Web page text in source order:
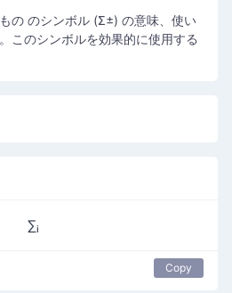
の のシンボル (Σ±) の意味、使い
このシンボルを効果的に使用する
∑ᵢ
Copy